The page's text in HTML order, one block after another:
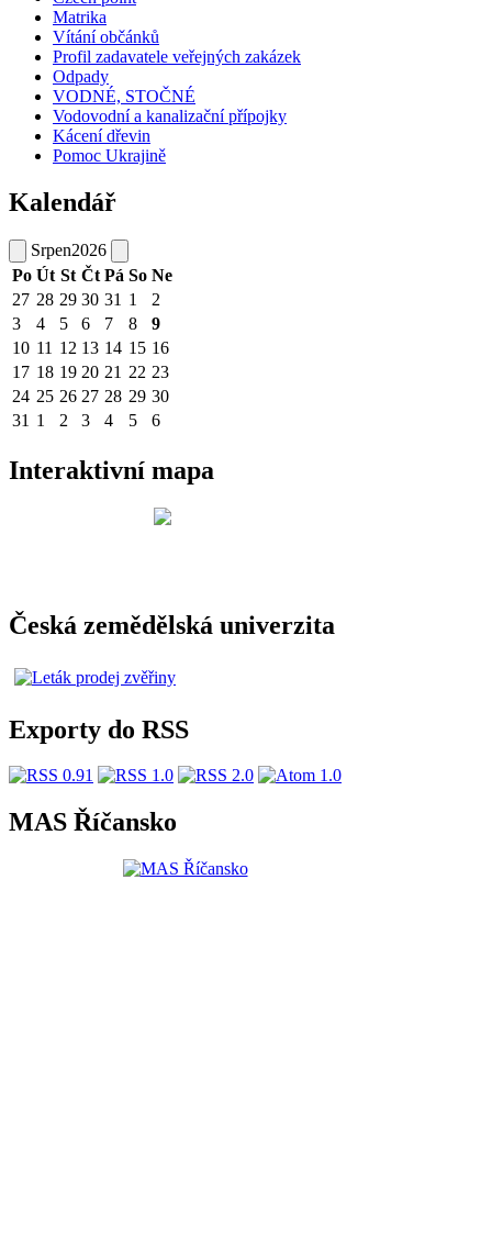
Matrika
Vítání občánků
Profil zadavatele veřejných zakázek
Odpady
VODNÉ, STOČNÉ
Vodovodní a kanalizační přípojky
Kácení dřevin
Pomoc Ukrajině
Kalendář
Srpen2026
Po Út St Čt Pá So Ne
27 28 29 30 31 1
2
3
4 5 6 7 8
9
10 11 12 13 14 15 16
17 18 19 20 21 22 23
24 25 26 27 28 29 30
31 1 2 3 4 5 6
Interaktivní mapa
Česká zemědělská univerzita
Exporty do RSS
MAS Říčansko